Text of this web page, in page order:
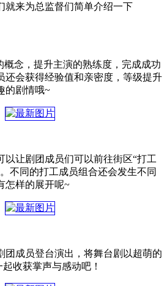
就来为总监督们简单介绍一下
概念，提升主演的熟练度，完成成功
还会获得经验值和亲密度，等级提升
的剧情哦~
以让剧团成员们可以前往街区“打工
不同的打工成员组合还会发生不同
怎样的展开呢~
团成员登台演出，将舞台剧以超萌的
收获掌声与感动吧！